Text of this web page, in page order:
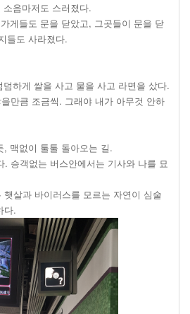
음마저도 스러졌다.
게들도 문을 닫았고, 그곳들이 문을 닫
들도 사라졌다.
하게 쌀을 사고 물을 사고 라면을 샀다.
만큼 조금씩. 그래야 내가 아무것 안하
맥없이 툴툴 돌아오는 길.
. 승객없는 버스안에서는 기사와 나를 묘
살과 바이러스를 모르는 자연이 심술
다.